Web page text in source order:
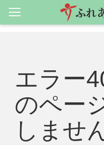
エラー
のペー
しませ